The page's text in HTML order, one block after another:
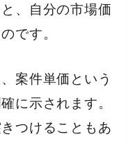
、自分の市場価
です。
案件単価という
に示されます。
つけることもあ